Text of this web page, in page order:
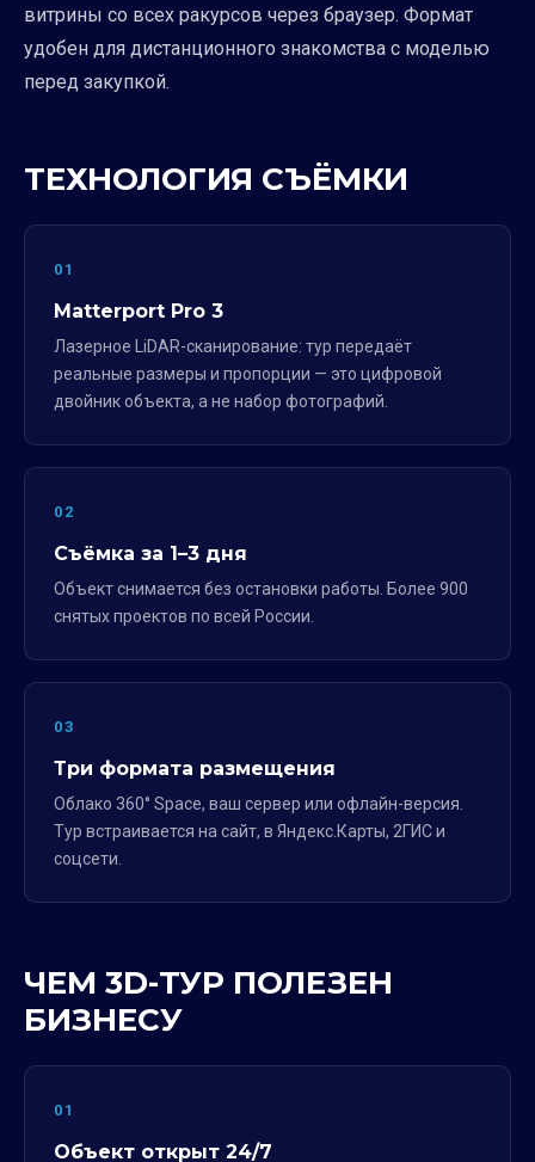
витрины со всех ракурсов через браузер. Формат
удобен для дистанционного знакомства с моделью
перед закупкой.
ТЕХНОЛОГИЯ СЪЁМКИ
01
Matterport Pro 3
Лазерное LiDAR-сканирование: тур передаёт
реальные размеры и пропорции — это цифровой
двойник объекта, а не набор фотографий.
02
Съёмка за 1–3 дня
Объект снимается без остановки работы. Более 900
снятых проектов по всей России.
03
Три формата размещения
Облако 360° Space, ваш сервер или офлайн-версия.
Тур встраивается на сайт, в Яндекс.Карты, 2ГИС и
соцсети.
ЧЕМ 3D-ТУР ПОЛЕЗЕН
БИЗНЕСУ
01
Объект открыт 24/7